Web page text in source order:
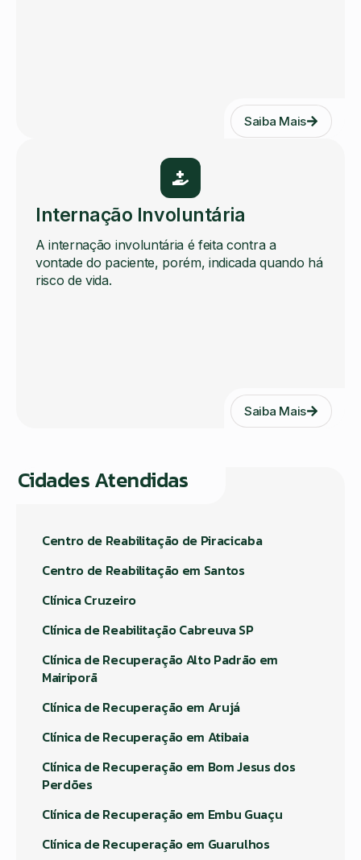
Saiba Mais
Internação Involuntária
A internação involuntária é feita contra a
vontade do paciente, porém, indicada quando há
risco de vida.
Saiba Mais
Cidades Atendidas
Centro de Reabilitação de Piracicaba
Centro de Reabilitação em Santos
Clínica Cruzeiro
Clínica de Reabilitação Cabreuva SP
Clínica de Recuperação Alto Padrão em
Mairiporã
Clínica de Recuperação em Arujá
Clínica de Recuperação em Atibaia
Clínica de Recuperação em Bom Jesus dos
Perdões
Clínica de Recuperação em Embu Guaçu
Clínica de Recuperação em Guarulhos